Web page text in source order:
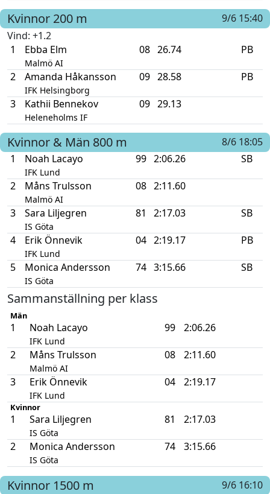
Kvinnor 200 m
9/6 15:40
Vind: +1.2
1
Ebba Elm
Malmö AI
08 26.74 PB
2 Amanda Håkansson
IFK Helsingborg
09 28.58 PB
3 Kathii Bennekov
Heleneholms IF
09 29.13
Kvinnor & Män 800 m
8/6 18:05
1
Noah Lacayo
IFK Lund
99 2:06.26 SB
2 Måns Trulsson
Malmö AI
08 2:11.60
3 Sara Liljegren
IS Göta
81 2:17.03 SB
4 Erik Önnevik
IFK Lund
04 2:19.17 PB
5 Monica Andersson
IS Göta
74 3:15.66 SB
Sammanställning per klass
Män
1 Noah Lacayo
IFK Lund
99 2:06.26
2 Måns Trulsson
Malmö AI
08 2:11.60
3 Erik Önnevik
IFK Lund
04 2:19.17
Kvinnor
1 Sara Liljegren
IS Göta
81 2:17.03
2 Monica Andersson
IS Göta
74 3:15.66
Kvinnor 1500 m
9/6 16:10